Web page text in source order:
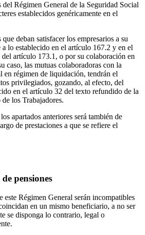
del Régimen General de la Seguridad Social
establecidos genéricamente en el
que deban satisfacer los empresarios a su
lo establecido en el artículo 167.2 y en el
del artículo 173.1, o por su colaboración en
caso, las mutuas colaboradoras con la
en régimen de liquidación, tendrán el
privilegiados, gozando, al efecto, del
en el artículo 32 del texto refundido de la
los Trabajadores.
apartados anteriores será también de
de prestaciones a que se refiere el
pensiones
este Régimen General serán incompatibles
en un mismo beneficiario, a no ser
se disponga lo contrario, legal o